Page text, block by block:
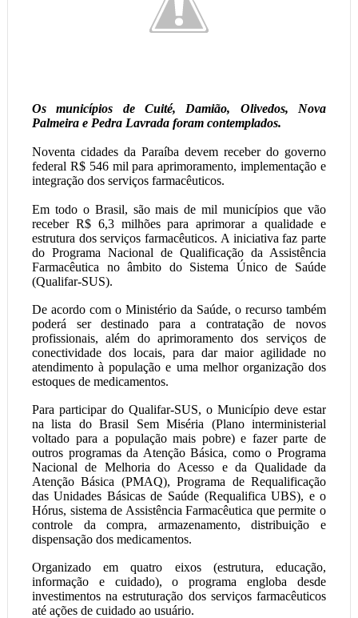
Os municípios de Cuité, Damião, Olivedos, Nova
Palmeira e Pedra Lavrada foram contemplados.
Noventa cidades da Paraíba devem receber do governo
federal R$ 546 mil para aprimoramento, implementação e
integração dos serviços farmacêuticos.
Em todo o Brasil, são mais de mil municípios que vão
receber R$ 6,3 milhões para aprimorar a qualidade e
estrutura dos serviços farmacêuticos. A iniciativa faz parte
do Programa Nacional de Qualificação da Assistência
Farmacêutica no âmbito do Sistema Único de Saúde
(Qualifar-SUS).
De acordo com o Ministério da Saúde, o recurso também
poderá ser destinado para a contratação de novos
profissionais, além do aprimoramento dos serviços de
conectividade dos locais, para dar maior agilidade no
atendimento à população e uma melhor organização dos
estoques de medicamentos.
Para participar do Qualifar-SUS, o Município deve estar
na lista do Brasil Sem Miséria (Plano interministerial
voltado para a população mais pobre) e fazer parte de
outros programas da Atenção Básica, como o Programa
Nacional de Melhoria do Acesso e da Qualidade da
Atenção Básica (PMAQ), Programa de Requalificação
das Unidades Básicas de Saúde (Requalifica UBS), e o
Hórus, sistema de Assistência Farmacêutica que permite o
controle da compra, armazenamento, distribuição e
dispensação dos medicamentos.
Organizado em quatro eixos (estrutura, educação,
informação e cuidado), o programa engloba desde
investimentos na estruturação dos serviços farmacêuticos
até ações de cuidado ao usuário.